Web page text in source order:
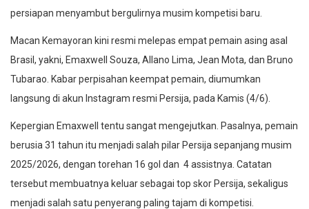
persiapan menyambut bergulirnya musim kompetisi baru.
Macan Kemayoran kini resmi melepas empat pemain asing asal
Brasil, yakni, Emaxwell Souza, Allano Lima, Jean Mota, dan Bruno
Tubarao. Kabar perpisahan keempat pemain, diumumkan
langsung di akun Instagram resmi Persija, pada Kamis (4/6).
Kepergian Emaxwell tentu sangat mengejutkan. Pasalnya, pemain
berusia 31 tahun itu menjadi salah pilar Persija sepanjang musim
2025/2026, dengan torehan 16 gol dan 4 assistnya. Catatan
tersebut membuatnya keluar sebagai top skor Persija, sekaligus
menjadi salah satu penyerang paling tajam di kompetisi.